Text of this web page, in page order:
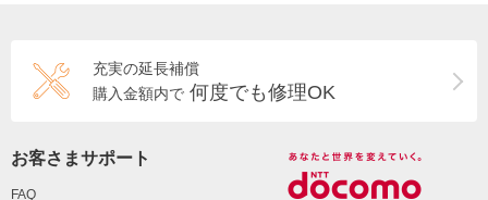
充実の延長補償
購入金額内で 何度でも修理OK
お客さまサポート
FAQ